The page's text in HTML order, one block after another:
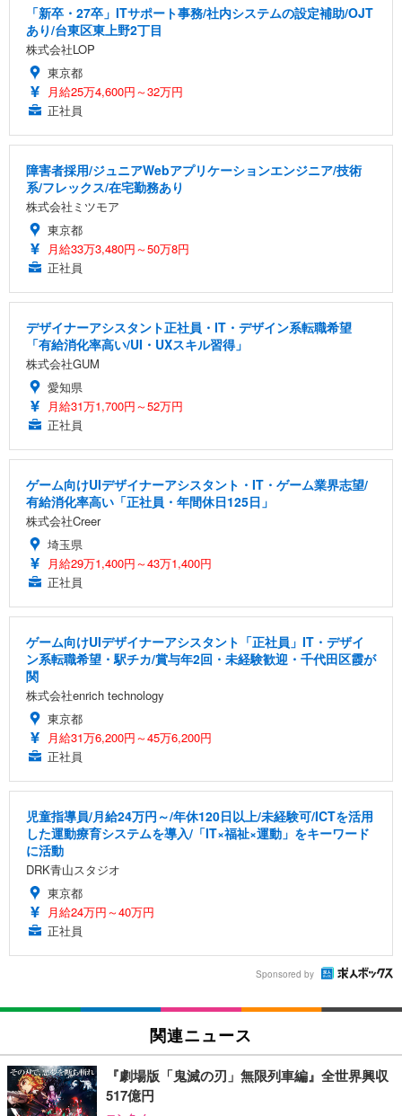
「新卒・27卒」ITサポート事務/社内システムの設定補助/OJT
あり/台東区東上野2丁目
株式会社LOP
東京都
月給25万4,600円～32万円
正社員
障害者採用/ジュニアWebアプリケーションエンジニア/技術
系/フレックス/在宅勤務あり
株式会社ミツモア
東京都
月給33万3,480円～50万8円
正社員
デザイナーアシスタント正社員・IT・デザイン系転職希望
「有給消化率高い/UI・UXスキル習得」
株式会社GUM
愛知県
月給31万1,700円～52万円
正社員
ゲーム向けUIデザイナーアシスタント・IT・ゲーム業界志望/
有給消化率高い「正社員・年間休日125日」
株式会社Creer
埼玉県
月給29万1,400円～43万1,400円
正社員
ゲーム向けUIデザイナーアシスタント「正社員」IT・デザイ
ン系転職希望・駅チカ/賞与年2回・未経験歓迎・千代田区霞が
関
株式会社enrich technology
東京都
月給31万6,200円～45万6,200円
正社員
児童指導員/月給24万円～/年休120日以上/未経験可/ICTを活用
した運動療育システムを導入/「IT×福祉×運動」をキーワード
に活動
DRK青山スタジオ
東京都
月給24万円～40万円
正社員
Sponsored by
関連ニュース
『劇場版「鬼滅の刃」無限列車編』全世界興収
517億円